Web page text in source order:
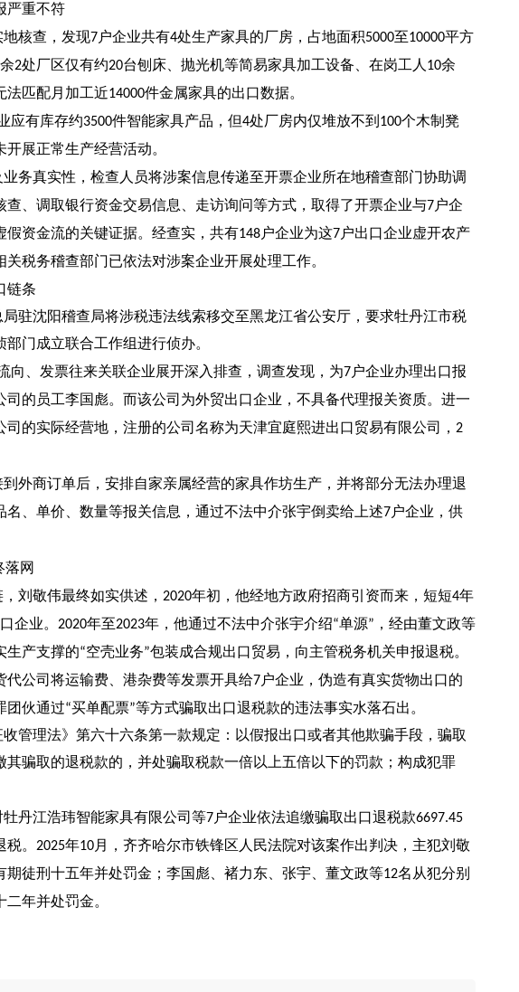
严重不符
核查，发现7户企业共有4处生产家具的厂房，占地面积5000至10000平方
2处厂区仅有约20台刨床、抛光机等简易家具加工设备、在岗工人 10余
法匹配月加工近14000件金属家具的出口数据。
应有库存约3500件智能家具产品，但4处厂房内仅堆放不到 100个木制凳
展正常生产经营活动。
务真实性，检查人员将涉案信息传递至开票企业所在地稽查部门协助调
、调取银行资金交易信息、走访询问等方式，取得了开票企业与7户企
假资金流的关键证据。经查实，共有148户企业为这7户出口企业虚开农产
税务稽查部门已依法对涉案企业开展处理工作。
链条
驻沈阳稽查局将涉税违法线索移交至黑龙江省公安厅，要求牡丹江市税
门成立联合工作组进行侦办。
向、发票往来关联企业展开深入排查，调查发现，为7户企业办理出口报
的员工李国彪。而该公司为外贸出口企业，不具备代理报关资质。进一
的实际经营地，注册的公司名称为天津宜庭熙进出口贸易有限公司， 2
外商订单后，安排自家亲属经营的家具作坊生产，并将部分无法办理退
、单价、数量等报关信息，通过不法中介张宇倒卖给上述7户企业，供
落网
刘敬伟最终如实供述， 2020年初，他经地方政府招商引资而来，短短4年
企业。 2020年至2023年，他通过不法中介张宇介绍“单源” ，经由董文政等
生产支撑的“空壳业务”包装成合规出口贸易，向主管税务机关申报退税。
公司将运输费、港杂费等发票开具给7户企业，伪造有真实货物出口的
团伙通过“买单配票”等方式骗取出口退税款的违法事实水落石出。
管理法》第六十六条第一款规定：以假报出口或者其他欺骗手段，骗取
其骗取的退税款的，并处骗取税款一倍以上五倍以下的罚款；构成犯罪
丹江浩玮智能家具有限公司等7户企业依法追缴骗取出口退税款6697.45
。 2025年10月，齐齐哈尔市铁锋区人民法院对该案作出判决，主犯刘敬
徒刑十五年并处罚金；李国彪、褚力东、张宇、董文政等12名从犯分别
年并处罚金。